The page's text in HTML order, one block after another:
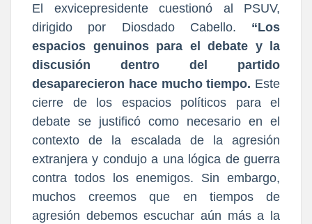
El exvicepresidente cuestionó al PSUV,
dirigido por Diosdado Cabello.
“Los
espacios genuinos para el debate y la
discusión dentro del partido
desaparecieron hace mucho tiempo. Este
cierre de los espacios políticos para el
debate se justificó como necesario en el
contexto de la escalada de la agresión
extranjera y condujo a una lógica de guerra
contra todos los enemigos. Sin embargo,
muchos creemos que en tiempos de
agresión debemos escuchar aún más a la